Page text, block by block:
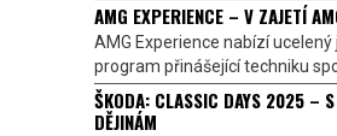
AMG EXPERIENCE – V ZAJETÍ
AMG Experience nabízí
program přinášející techniku
ŠKODA: CLASSIC DAYS 2025 –
DĚJINÁM